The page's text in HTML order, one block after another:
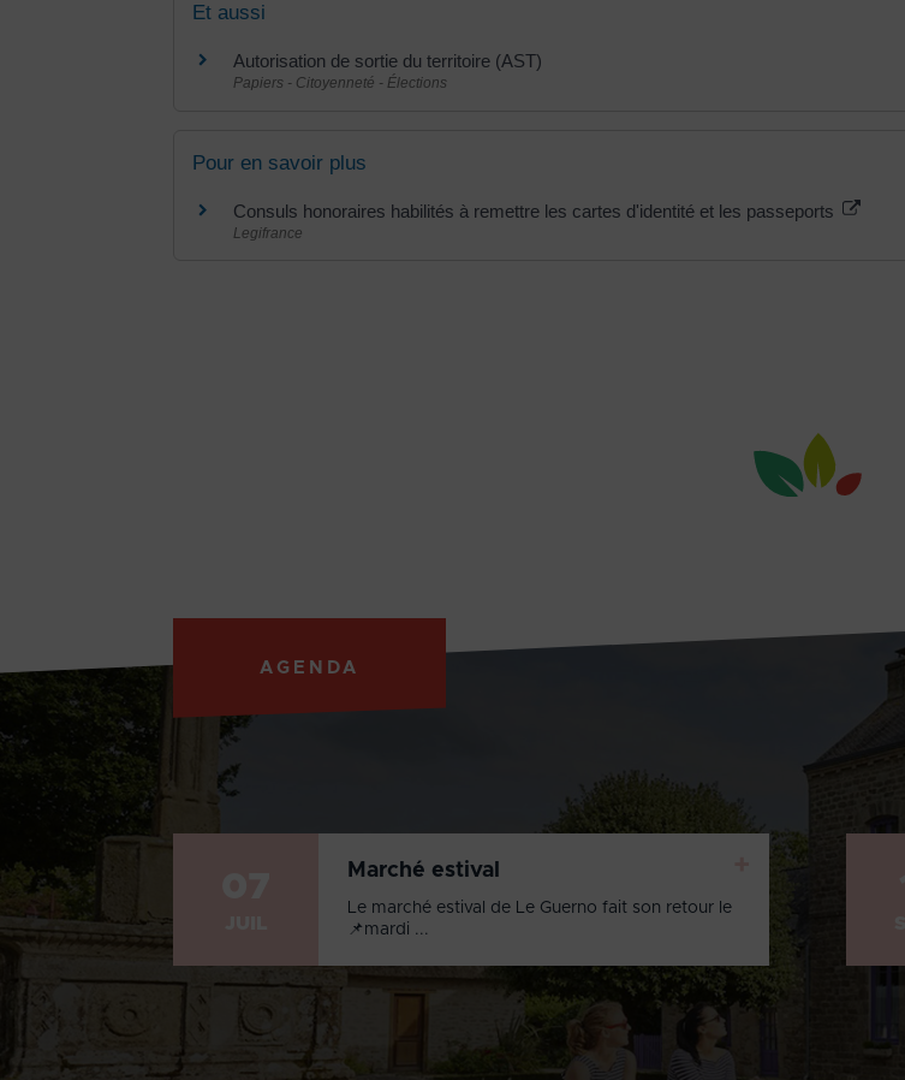
Et aussi
Autorisation de sortie du territoire (AST)
Papiers - Citoyenneté - Élections
Pour en savoir plus
Consuls honoraires habilités à remettre les cartes d'identité et les passeports
Legifrance
AGENDA
Marché estival
Le marché estival de Le Guerno fait son retour le
📌mardi ...